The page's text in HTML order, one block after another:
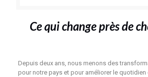
Ce qui change près de
Depuis deux ans, nous menons des
pour notre pays et pour améliorer le quotidien